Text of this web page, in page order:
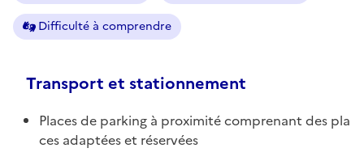
Difficulté à comprendre
Transport et stationnement
Places de parking à proximité comprenant des pla
ces adaptées et réservées